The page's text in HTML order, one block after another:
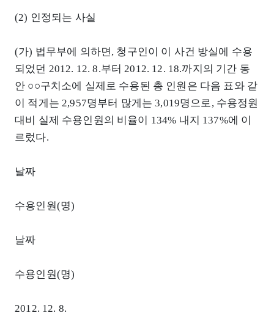
(2) 인정되는 사실
(가) 법무부에 의하면, 청구인이 이 사건 방실에 수용
되었던 2012. 12. 8.부터 2012. 12. 18.까지의 기간 동
안 ○○구치소에 실제로 수용된 총 인원은 다음 표와 같
이 적게는 2,957명부터 많게는 3,019명으로, 수용정원
대비 실제 수용인원의 비율이 134% 내지 137%에 이
르렀다.
날짜
수용인원(명)
날짜
수용인원(명)
2012. 12. 8.